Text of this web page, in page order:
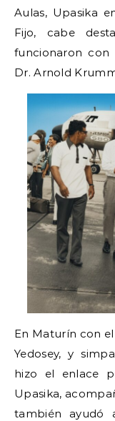
Aulas, Upasika
Fijo, cabe
funcionaron
Dr. Arnold
En Maturín con
Yedosey, y
hizo el enlace
Upasika,
también ayudó